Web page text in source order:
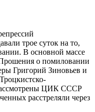
трое суток на то,
В основной массе
о помиловании
Григорий Зиновьев и
ЦИК СССР
расстреляли через